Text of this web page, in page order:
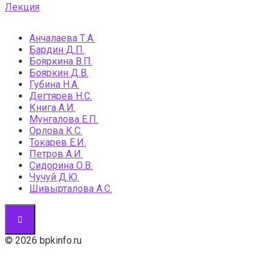
Лекция
Анчалаева Т.А.
Бардин Д.П.
Бояркина В.П.
Бояркин Д.В.
Губина Н.А.
Дегтярев Н.С.
Книга А.И.
Мунгалова Е.П.
Орлова К.С.
Токарев Е.И.
Петров А.И.
Сидорина О.В.
Чучуй Д.Ю.
Шивырталова А.С.
© 2026 bpkinfo.ru